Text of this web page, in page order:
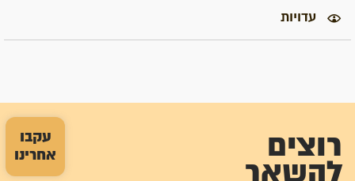
עקבו
אחרינו
עדויות
רוצים
להשאר